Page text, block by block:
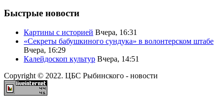
Быстрые новости
Картины с историей Вчера, 16:31
«Секреты бабушкиного сундука» в волонтерском штабе
Вчера, 16:29
Калейдоскоп культур Вчера, 14:51
Copyright © 2022. ЦБС Рыбинского - новости